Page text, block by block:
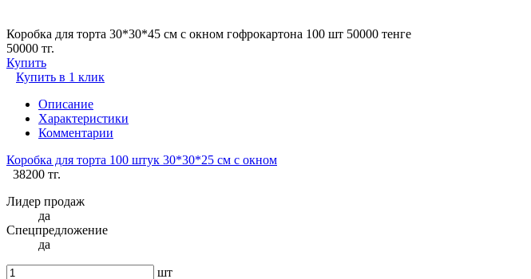
Коробка для торта 30*30*45 см с окном гофрокартона 100 шт 50000 тенге
50000 тг.
Купить
Купить в 1 клик
Описание
Характеристики
Комментарии
Коробка для торта 100 штук 30*30*25 см с окном
38200 тг.
Лидер продаж
да
Спецпредложение
да
шт